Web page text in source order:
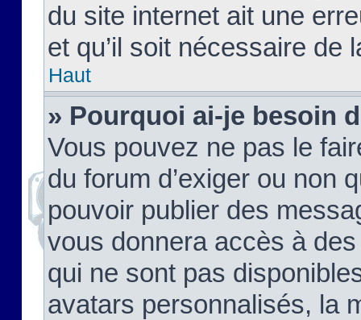
du site internet ait une
et qu’il soit nécessaire de
Haut
» Pourquoi ai-je besoin
Vous pouvez ne pas le
du forum d’exiger ou non
pouvoir publier des
vous donnera accès à
qui ne sont pas
avatars personnalisés, la